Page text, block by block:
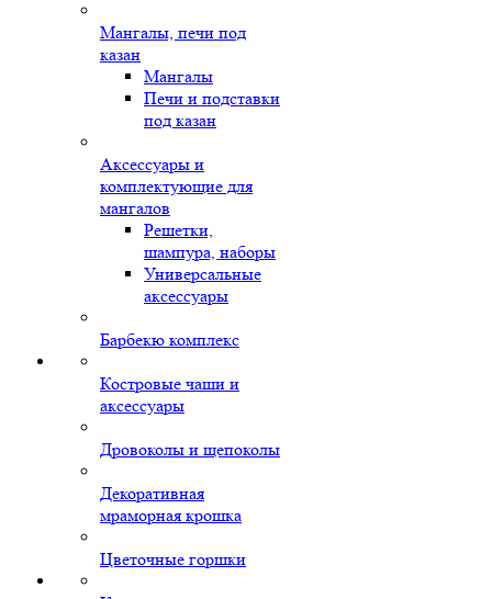
Мангалы, печи под
казан
Мангалы
Печи и подставки
под казан
Аксессуары и
комплектующие для
мангалов
Решетки,
шампура, наборы
Универсальные
аксессуары
Барбекю комплекс
Костровые чаши и
аксессуары
Дровоколы и щепоколы
Декоративная
мраморная крошка
Цветочные горшки